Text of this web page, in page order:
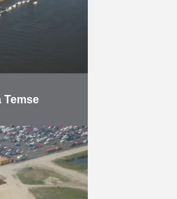
Temse
de 450 m
4
100m – la
36m) reliés